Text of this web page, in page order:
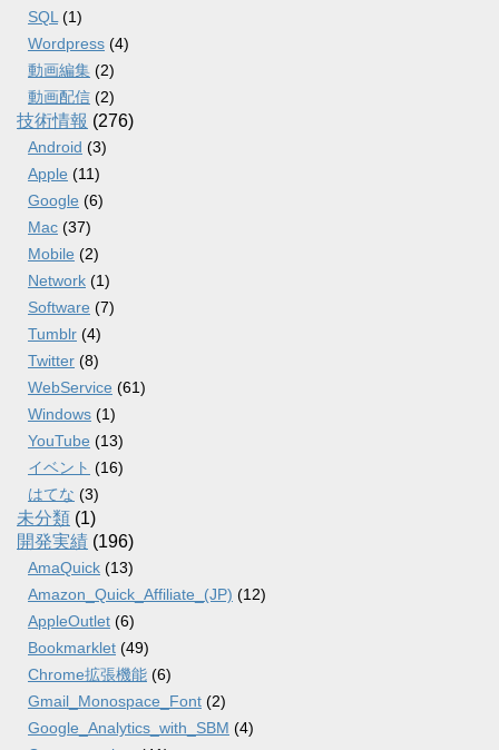
SQL (1)
Wordpress (4)
動画編集 (2)
動画配信 (2)
技術情報 (276)
Android (3)
Apple (11)
Google (6)
Mac (37)
Mobile (2)
Network (1)
Software (7)
Tumblr (4)
Twitter (8)
WebService (61)
Windows (1)
YouTube (13)
イベント (16)
はてな (3)
未分類 (1)
開発実績 (196)
AmaQuick (13)
Amazon_Quick_Affiliate_(JP) (12)
AppleOutlet (6)
Bookmarklet (49)
Chrome拡張機能 (6)
Gmail_Monospace_Font (2)
Google_Analytics_with_SBM (4)